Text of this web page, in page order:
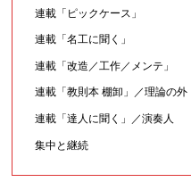
連載「ピックケース」
連載「名工に聞く」
連載「改造／工作／メンテ」
連載「教則本 棚卸」／理論の外
連載「達人に聞く」／演奏人
集中と継続